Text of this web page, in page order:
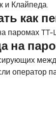
и Клайпеда.
как
паромах
на
оператор